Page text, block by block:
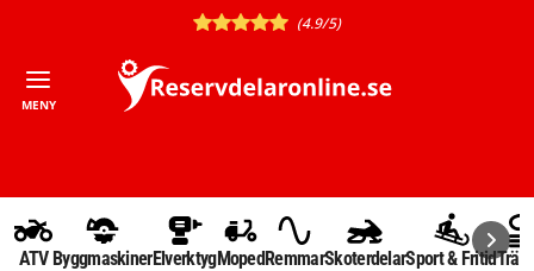
(4.9/5)
MENY
ATV ByggmaskinerElverktygMopedRemmarSkoterdelarSport & Fritid